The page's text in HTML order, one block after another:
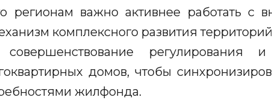
регионам важно активнее работать с
комплексного развития
совершенствование регулирования
домов, чтобы
жилфонда.